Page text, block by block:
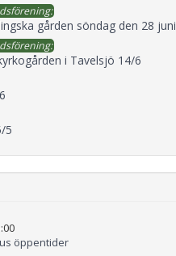
gården söndag den 28 juni
i Tavelsjö 14/6
5
öppentider